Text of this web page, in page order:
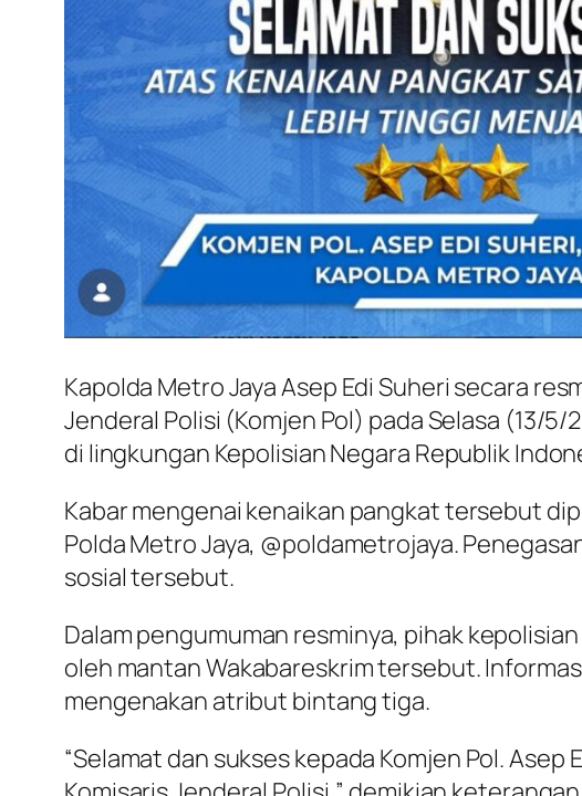
Kapolda Metro Jaya Asep Edi Suheri secara
Jenderal Polisi (Komjen Pol) pada Selasa (13/
di lingkungan Kepolisian Negara Republik
Kabar mengenai kenaikan pangkat tersebut
Polda Metro Jaya, @poldametrojaya.
sosial tersebut.
Dalam pengumuman resminya, pihak
oleh mantan Wakabareskrim tersebut.
mengenakan atribut bintang tiga.
“Selamat dan sukses kepada Komjen Pol.